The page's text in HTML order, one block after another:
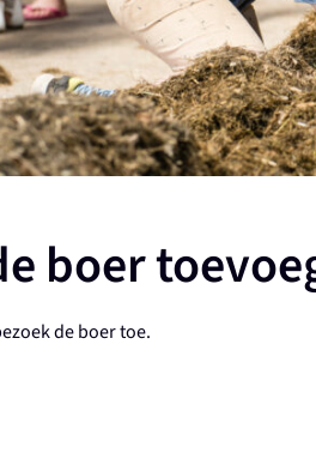
boer
de boer toe.